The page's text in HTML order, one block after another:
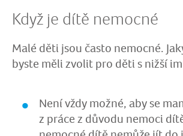
Když je dítě nemocné
Malé děti jsou často nemocné.
byste měli zvolit pro děti s nižší
Není vždy možné, aby se
z práce z důvodu nemoci